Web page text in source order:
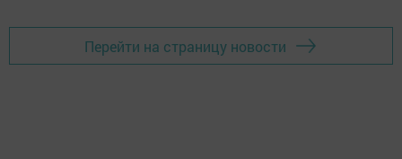
Перейти на страницу новости